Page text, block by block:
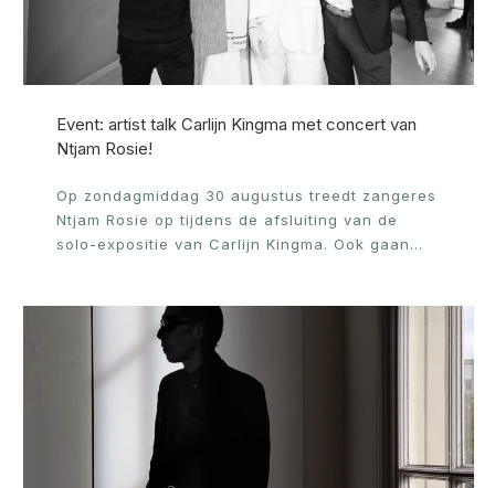
Event: artist talk Carlijn Kingma met concert van
Ntjam Rosie!
Op zondagmiddag 30 augustus treedt zangeres
Ntjam Rosie op tijdens de afsluiting van de
solo-expositie van Carlijn Kingma. Ook gaan…